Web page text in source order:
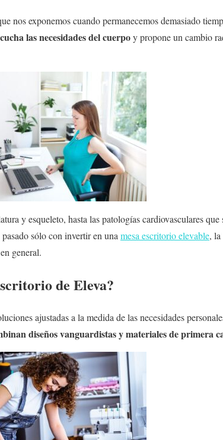
nos exponemos cuando permanecemos demasiado
las necesidades del cuerpoy propone un cambio
y esqueleto, hasta las patologías cardiovasculares que
sólo con invertir en una mesa escritorio elevable,
general.
de Eleva?
ajustadas a la medida de las necesidades
diseños vanguardistas y materiales de primera